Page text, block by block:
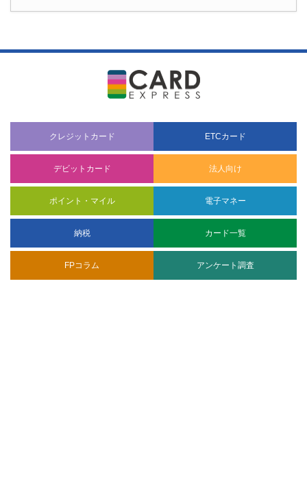
クレジットカード ETCカード
デビットカード 法人向け
ポイント・マイル 電子マネー
納税 カード一覧
FPコラム アンケート調査